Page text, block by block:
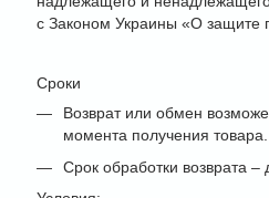
с Законом Украины «О защите
Сроки
Возврат или обмен
момента получения товара.
Срок обработки возврата –